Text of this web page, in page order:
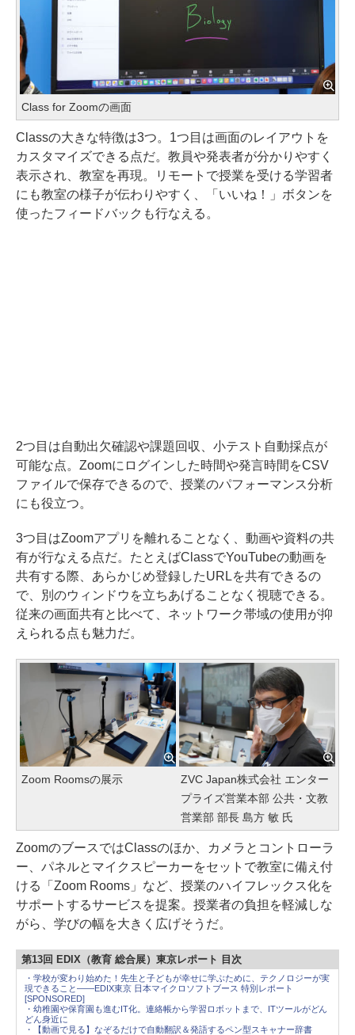
Class for Zoomの画面
Classの大きな特徴は3つ。1つ目は画面のレイアウトを
カスタマイズできる点だ。教員や発表者が分かりやすく
表示され、教室を再現。リモートで授業を受ける学習者
にも教室の様子が伝わりやすく、「いいね！」ボタンを
使ったフィードバックも行なえる。
2つ目は自動出欠確認や課題回収、小テスト自動採点が
可能な点。Zoomにログインした時間や発言時間をCSV
ファイルで保存できるので、授業のパフォーマンス分析
にも役立つ。
3つ目はZoomアプリを離れることなく、動画や資料の共
有が行なえる点だ。たとえばClassでYouTubeの動画を
共有する際、あらかじめ登録したURLを共有できるの
で、別のウィンドウを立ちあげることなく視聴できる。
従来の画面共有と比べて、ネットワーク帯域の使用が抑
えられる点も魅力だ。
Zoom Roomsの展示
ZVC Japan株式会社 エンター
プライズ営業本部 公共・文教
営業部 部長 島方 敏 氏
ZoomのブースではClassのほか、カメラとコントローラ
ー、パネルとマイクスピーカーをセットで教室に備え付
ける「Zoom Rooms」など、授業のハイフレックス化を
サポートするサービスを提案。授業者の負担を軽減しな
がら、学びの幅を大きく広げそうだ。
第13回 EDIX（教育 総合展）東京レポート 目次
・学校が変わり始めた！先生と子どもが幸せに学ぶために、テクノロジーが実
現できること――EDIX東京 日本マイクロソフトブース 特別レポート
[SPONSORED]
・幼稚園や保育園も進むIT化。連絡帳から学習ロボットまで、ITツールがどん
どん身近に
・【動画で見る】なぞるだけで自動翻訳＆発語するペン型スキャナー辞書